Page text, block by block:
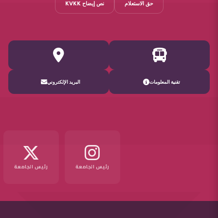
البريد الإلكتروني تقنية المعلومات
نص إيضاح KVKK حق الاستعلام
رئيس الجامعة رئيس الجامعة